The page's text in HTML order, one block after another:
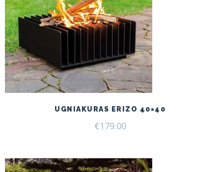
UGNIAKURAS ERIZO 40×40
€179.00